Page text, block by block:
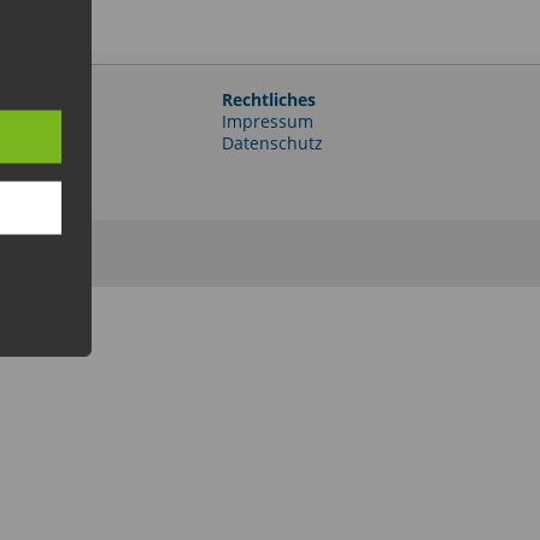
Rechtliches
Impressum
Datenschutz